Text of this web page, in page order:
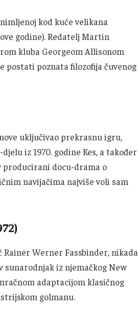
kod kuće velikana
godine). Redatelj Martin
kluba Georgeom Allisonom
postati poznata filozofija čuvenog
uključivao prekrasnu igru,
iz 1970. godine Kes, a također
producirani docu-drama o
navijačima najviše voli sam
Werner Fassbinder, nikada
iz njemačkog New
adaptacijom klasičnog
golmanu.